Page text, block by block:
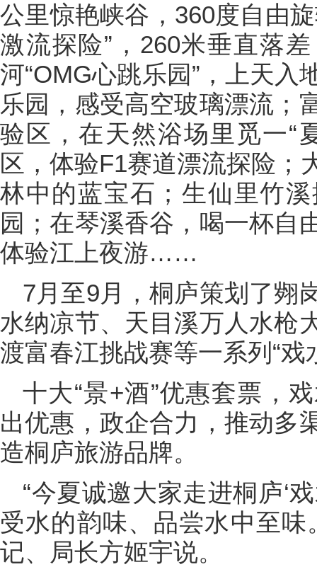
公里惊艳峡谷，360度自由
激流探险”，260米垂直落
河“OMG心跳乐园”，上天
乐园，感受高空玻璃漂流；
验区，在天然浴场里觅一“
区，体验F1赛道漂流探险；
林中的蓝宝石；生仙里竹
园；在琴溪香谷，喝一杯自
体验江上夜游……
7月至9月，桐庐策划了翙
水纳凉节、天目溪万人水枪
渡富春江挑战赛等一系列“戏
十大“景+酒”优惠套票，
出优惠，政企合力，推动多
造桐庐旅游品牌。
“今夏诚邀大家走进桐庐‘
受水的韵味、品尝水中至
记、局长方姬宇说。